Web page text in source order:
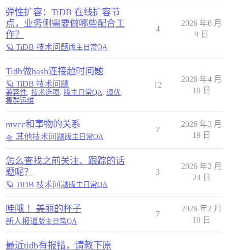
弹性扩容：TiDB 在线扩容节
点，业务侧需要做哪些配合工
作？
🪐 TiDB 技术问题版主日常QA
4
2026 年6 月
9 日
Tidb做hash连接超时问题
🪐 TiDB 技术问题
兼容性, 技术选项, 版主日常QA, 调优,
集群运维
12
2026 年4 月
10 日
mvcc和事物的关系
🛸 其他技术问题版主日常QA
7
2026 年3 月
19 日
怎么查找之前关注、跟踪的话
题呢？
🪐 TiDB 技术问题版主日常QA
3
2026 年2 月
24 日
哇哦 ！美丽的杯子
新人报道版主日常QA
7
2026 年2 月
10 日
最近tidb有报错，请教下原